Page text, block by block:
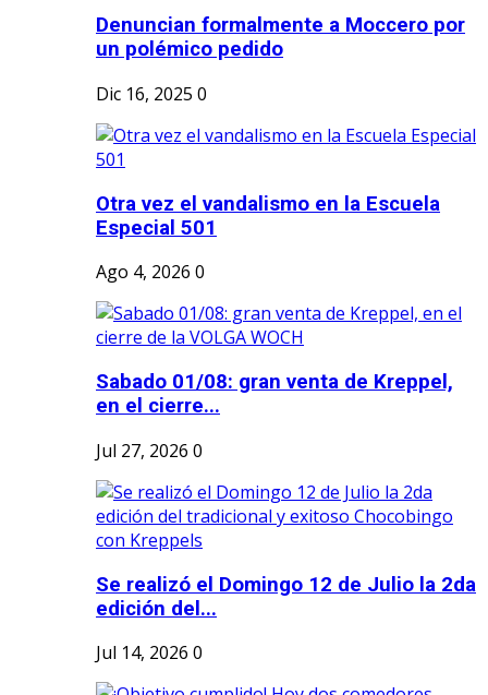
Denuncian formalmente a Moccero por
un polémico pedido
Dic 16, 2025 0
Otra vez el vandalismo en la Escuela
Especial 501
Ago 4, 2026 0
Sabado 01/08: gran venta de Kreppel,
en el cierre...
Jul 27, 2026 0
Se realizó el Domingo 12 de Julio la 2da
edición del...
Jul 14, 2026 0